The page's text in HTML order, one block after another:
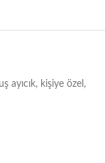
ayıcık, kişiye özel ,